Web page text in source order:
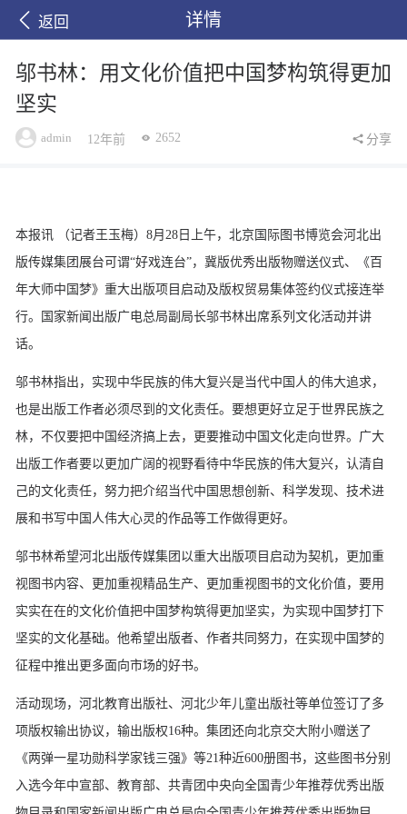
返回 详情
邬书林：用文化价值把中国梦构筑得更加
坚实
admin 12年前 2652 分享
本报讯 （记者王玉梅）8月28日上午，北京国际图书博览会河北出
版传媒集团展台可谓“好戏连台”，冀版优秀出版物赠送仪式、《百
年大师中国梦》重大出版项目启动及版权贸易集体签约仪式接连举
行。国家新闻出版广电总局副局长邬书林出席系列文化活动并讲
话。
邬书林指出，实现中华民族的伟大复兴是当代中国人的伟大追求，
也是出版工作者必须尽到的文化责任。要想更好立足于世界民族之
林，不仅要把中国经济搞上去，更要推动中国文化走向世界。广大
出版工作者要以更加广阔的视野看待中华民族的伟大复兴，认清自
己的文化责任，努力把介绍当代中国思想创新、科学发现、技术进
展和书写中国人伟大心灵的作品等工作做得更好。
邬书林希望河北出版传媒集团以重大出版项目启动为契机，更加重
视图书内容、更加重视精品生产、更加重视图书的文化价值，要用
实实在在的文化价值把中国梦构筑得更加坚实，为实现中国梦打下
坚实的文化基础。他希望出版者、作者共同努力，在实现中国梦的
征程中推出更多面向市场的好书。
活动现场，河北教育出版社、河北少年儿童出版社等单位签订了多
项版权输出协议，输出版权16种。集团还向北京交大附小赠送了
《两弹一星功勋科学家钱三强》等21种近600册图书，这些图书分别
入选今年中宣部、教育部、共青团中央向全国青少年推荐优秀出版